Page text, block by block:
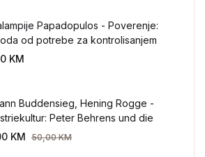
Papadopulos - Poverenje:
od potrebe za kontrolisanjem
KM
Buddensieg, Hening Rogge -
Peter Behrens und die
1907-1914.
KM 50,00KM